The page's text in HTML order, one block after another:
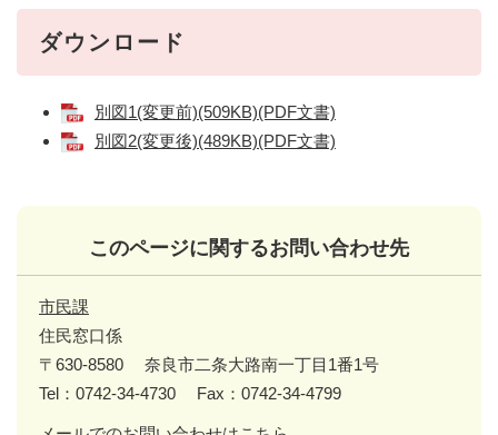
ダウンロード
別図1(変更前)(509KB)(PDF文書)
別図2(変更後)(489KB)(PDF文書)
このページに関するお問い合わせ先
市民課
住民窓口係
〒630-8580
奈良市二条大路南一丁目1番1号
Tel：0742-34-4730
Fax：0742-34-4799